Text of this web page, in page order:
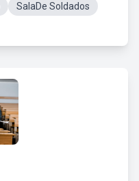
SalaDe Soldados